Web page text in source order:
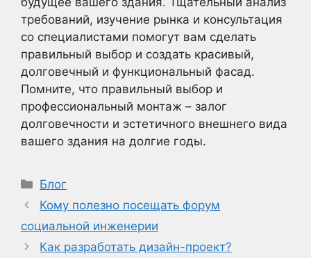
требований, изучение рынка и консультация
со специалистами помогут вам сделать
правильный выбор и создать красивый,
долговечный и функциональный фасад.
Помните, что правильный выбор и
профессиональный монтаж – залог
долговечности и эстетичного внешнего вида
вашего здания на долгие годы.
Рубрики
Блог
Кому полезно посещать форум
социальной инженерии
Как разработать дизайн-проект?